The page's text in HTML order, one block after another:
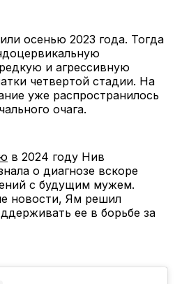
осенью 2023 года. Тогда
и агрессивную
четвертой стадии. На
уже распространилось
очага.
в 2024 году Нив
о диагнозе вскоре
с будущим мужем.
новости, Ям решил
ее в борьбе за